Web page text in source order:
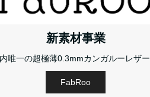
新素材事業
唯一の超極薄0.3mmカンガルーレザー
FabRoo